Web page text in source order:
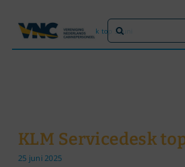
naar
inhoud
Dossiers
Zoeken
naar:
Home» KLM Servicedesk top 3 juni
KLM Servicedesk
25 juni 2025